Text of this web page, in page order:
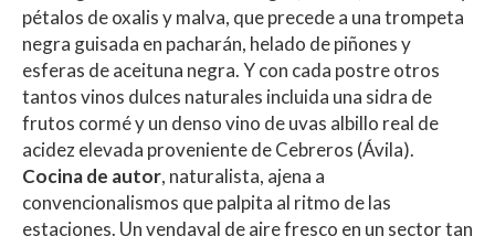
pétalos de oxalis y malva, que precede a una trompeta
negra guisada en pacharán, helado de piñones y
esferas de aceituna negra. Y con cada postre otros
tantos vinos dulces naturales incluida una sidra de
frutos cormé y un denso vino de uvas albillo real de
acidez elevada proveniente de Cebreros (Ávila).
Cocina de autor, naturalista, ajena a
convencionalismos que palpita al ritmo de las
estaciones. Un vendaval de aire fresco en un sector tan